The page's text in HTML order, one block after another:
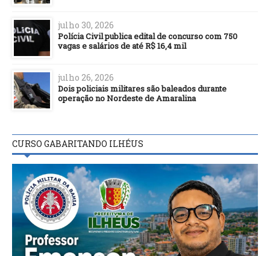
julho 30, 2026
Polícia Civil publica edital de concurso com 750
vagas e salários de até R$ 16,4 mil
julho 26, 2026
Dois policiais militares são baleados durante
operação no Nordeste de Amaralina
CURSO GABARITANDO ILHÉUS